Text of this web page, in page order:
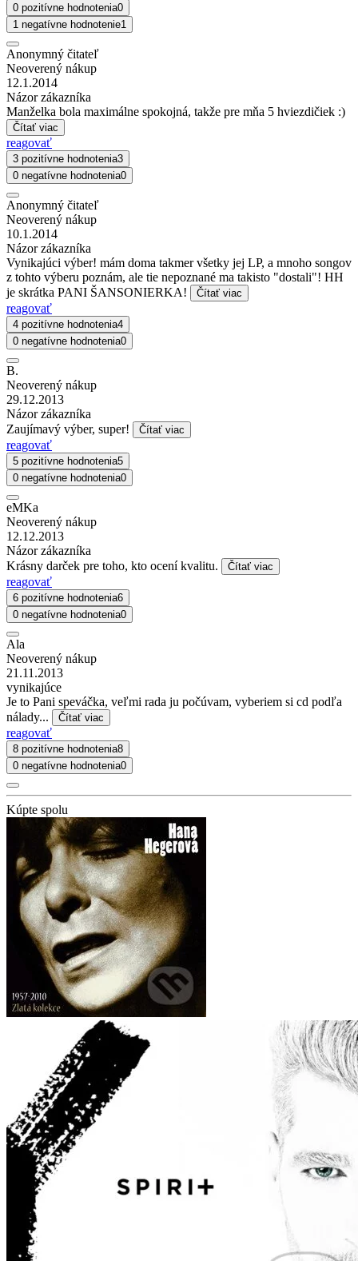
0 pozitívne hodnotenia0
1 negatívne hodnotenie1
Anonymný čitateľ
Neoverený nákup
12.1.2014
Názor zákazníka
Manželka bola maximálne spokojná, takže pre mňa 5 hviezdičiek :)
Čítať viac
reagovať
3 pozitívne hodnotenia3
0 negatívne hodnotenia0
Anonymný čitateľ
Neoverený nákup
10.1.2014
Názor zákazníka
Vynikajúci výber! mám doma takmer všetky jej LP, a mnoho songov
z tohto výberu poznám, ale tie nepoznané ma takisto "dostali"! HH
je skrátka PANI ŠANSONIERKA!
Čítať viac
reagovať
4 pozitívne hodnotenia4
0 negatívne hodnotenia0
B.
Neoverený nákup
29.12.2013
Názor zákazníka
Zaujímavý výber, super!
Čítať viac
reagovať
5 pozitívne hodnotenia5
0 negatívne hodnotenia0
eMKa
Neoverený nákup
12.12.2013
Názor zákazníka
Krásny darček pre toho, kto ocení kvalitu.
Čítať viac
reagovať
6 pozitívne hodnotenia6
0 negatívne hodnotenia0
Ala
Neoverený nákup
21.11.2013
vynikajúce
Je to Pani speváčka, veľmi rada ju počúvam, vyberiem si cd podľa
nálady...
Čítať viac
reagovať
8 pozitívne hodnotenia8
0 negatívne hodnotenia0
Kúpte spolu